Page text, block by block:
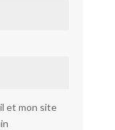
et mon site